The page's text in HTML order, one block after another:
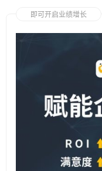
即可开启业绩增长